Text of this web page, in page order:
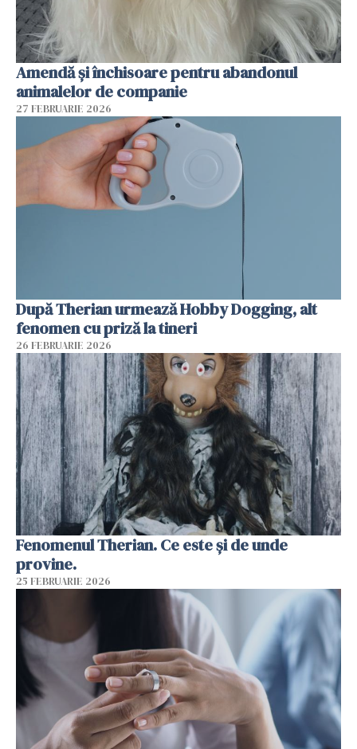
Amendă și închisoare pentru abandonul
animalelor de companie
27 FEBRUARIE 2026
După Therian urmează Hobby Dogging, alt
fenomen cu priză la tineri
26 FEBRUARIE 2026
Fenomenul Therian. Ce este și de unde
provine.
25 FEBRUARIE 2026